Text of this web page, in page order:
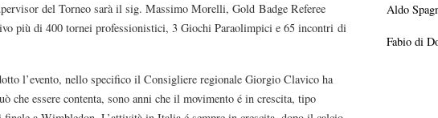
del Torneo sarà il sig. Massimo Morelli, Gold Badge Referee
più di 400 tornei professionistici, 3 Giochi Paraolimpici e 65 incontri di
l’evento, nello specifico il Consigliere regionale Giorgio Clavico ha
che essere contenta, sono anni che il movimento é in crescita, tipo
Aldo
Fabio di